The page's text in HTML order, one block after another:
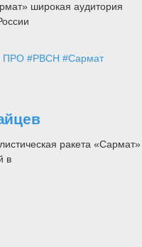
широкая аудитория
ПРО #РВСН #Сармат
ракета «Сармат»
в